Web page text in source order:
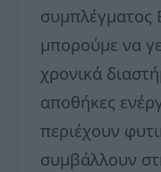
συμπλέγματος
μπορούμε να
χρονικά
αποθήκες
περιέχουν
συμβάλλουν